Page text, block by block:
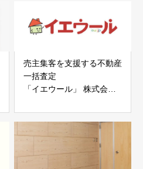
売主集客を支援する不動産
一括査定
「イエウール」 株式会社